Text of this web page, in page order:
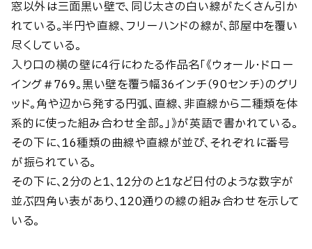
窓以外は三面黒い壁で、同じ太さの白い線がたくさん引か
れている。半円や直線、フリーハンドの線が、部屋中を覆い
尽くしている。
入り口の横の壁に4行にわたる作品名「《ウォール・ドロー
イング＃769。黒い壁を覆う幅36インチ（90センチ）のグリ
ッド。角や辺から発する円弧、直線、非直線から二種類を体
系的に使った組み合わせ全部。」》が英語で書かれている。
その下に、16種類の曲線や直線が並び、それぞれに番号
が振られている。
その下に、2分のと1、12分のと1など日付のような数字が
並ぶ四角い表があり、120通りの線の組み合わせを示して
いる。